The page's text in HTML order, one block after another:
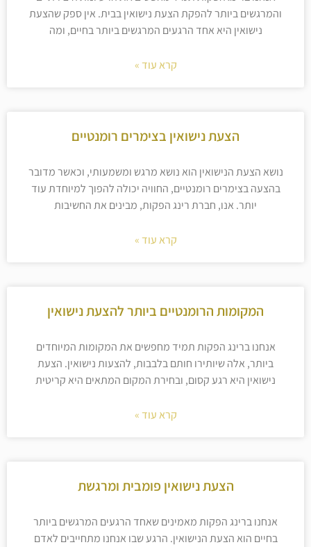
והמרגשים ביותר להפקת הצעת נישואין בבית. אין ספק שהצעת
נישואין היא אחד הרגעים המרגשים ביותר בחיים, ומה
קרא עוד »
הצעת נישואין בצימרים רומנטיים
נושא הצעת הנישואין הוא נושא מרגש ומשמעותי, וכאשר מדובר
בהצעה בצימרים רומנטיים, החוויה יכולה להפוך למיוחדת עוד
יותר. אנו, חברת רינג הפקות, מבינים את החשיבות
קרא עוד »
המקומות הרומנטיים ביותר להצעת נישואין
אנחנו ברינג הפקות תמיד מחפשים את המקומות המיוחדים
ביותר, אלה שיותירו חותם בלבבות, להצעות נישואין. הצעת
נישואין היא רגע קסום, ובחירת המקום המתאים היא קריטית
קרא עוד »
הצעת נישואין פומבית ומרגשת
אנחנו ברינג הפקות מאמינים שאחד הרגעים המרגשים ביותר
בחיים הוא הצעת הנישואין. הרגע שבו אנחנו מתחייבים לאדם